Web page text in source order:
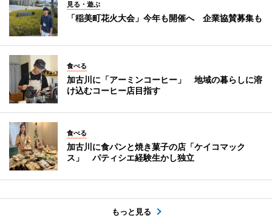
見る・遊ぶ
「稲美町花火大会」今年も開催へ 企業協賛募集も
食べる
加古川に「アーミンコーヒー」 地域の暮らしに溶
け込むコーヒー店目指す
食べる
加古川に食パンと焼き菓子の店「ケイコマック
ス」 パティシエ経験生かし独立
もっと見る